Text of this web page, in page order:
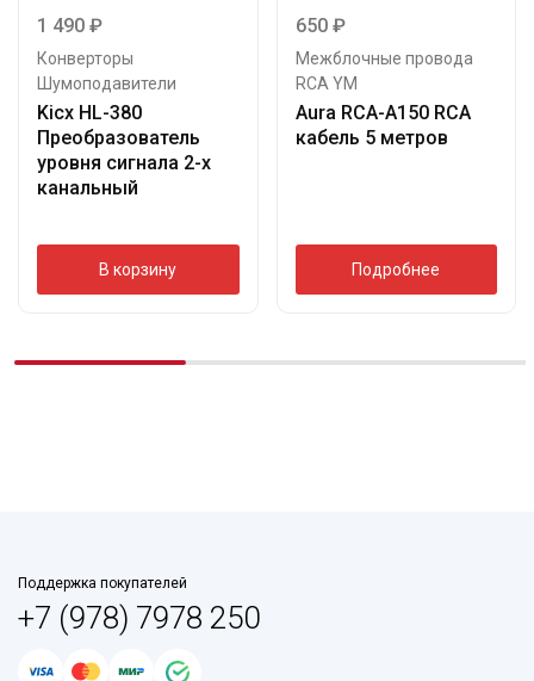
1 490 ₽
Конверторы
Шумоподавители
Kicx HL-380
Преобразователь
уровня сигнала 2-х
канальный
В корзину
650 ₽
Межблочные провода
RCA YM
Aura RCA-A150 RCA
кабель 5 метров
Подробнее
Поддержка покупателей
+7 (978) 7978 250